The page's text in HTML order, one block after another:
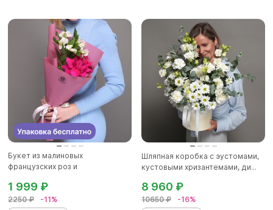
Букет из малиновых
французских роз и
2250 ₽ -11%
1 999 ₽
Шляпная коробка с эустомами,
кустовыми хризантемами, ди...
10650 ₽ -16%
8 960 ₽